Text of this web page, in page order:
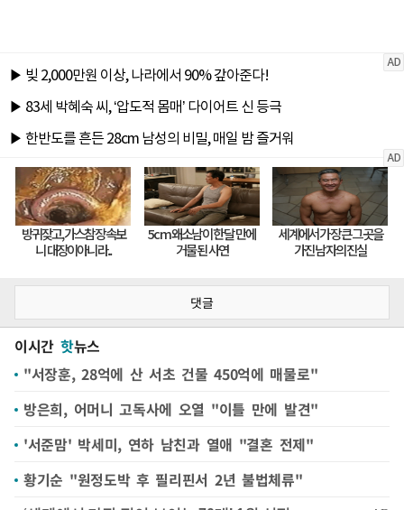
댓글
이시간 핫뉴스
"서장훈, 28억에 산 서초 건물 450억에 매물로"
방은희, 어머니 고독사에 오열 "이틀 만에 발견"
'서준맘' 박세미, 연하 남친과 열애 "결혼 전제"
황기순 "원정도박 후 필리핀서 2년 불법체류"